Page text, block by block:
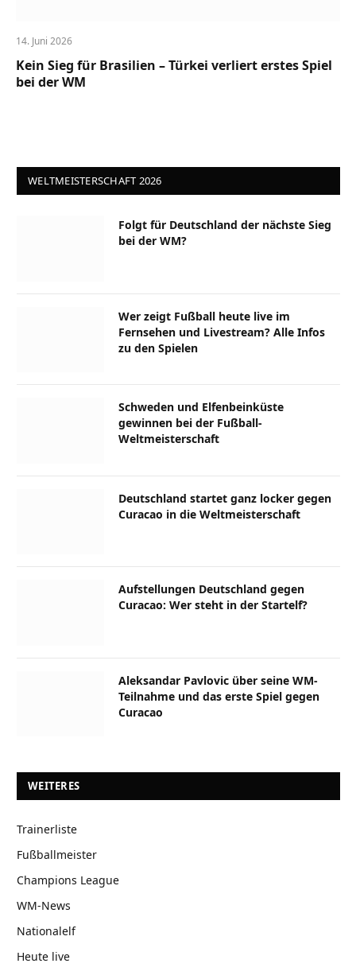
14. Juni 2026
Kein Sieg für Brasilien – Türkei verliert erstes Spiel
bei der WM
WELTMEISTERSCHAFT 2026
Folgt für Deutschland der nächste Sieg
bei der WM?
Wer zeigt Fußball heute live im
Fernsehen und Livestream? Alle Infos
zu den Spielen
Schweden und Elfenbeinküste
gewinnen bei der Fußball-
Weltmeisterschaft
Deutschland startet ganz locker gegen
Curacao in die Weltmeisterschaft
Aufstellungen Deutschland gegen
Curacao: Wer steht in der Startelf?
Aleksandar Pavlovic über seine WM-
Teilnahme und das erste Spiel gegen
Curacao
WEITERES
Trainerliste
Fußballmeister
Champions League
WM-News
Nationalelf
Heute live